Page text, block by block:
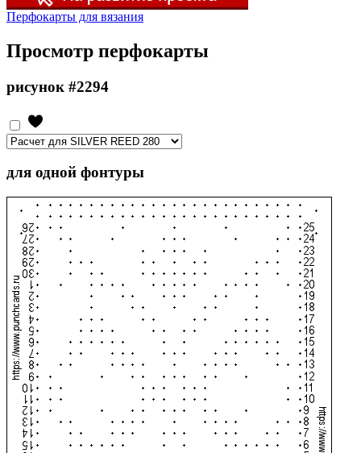
Перфокарты для вязания
Просмотр перфокарты
рисунок #2294
для одной фонтуры